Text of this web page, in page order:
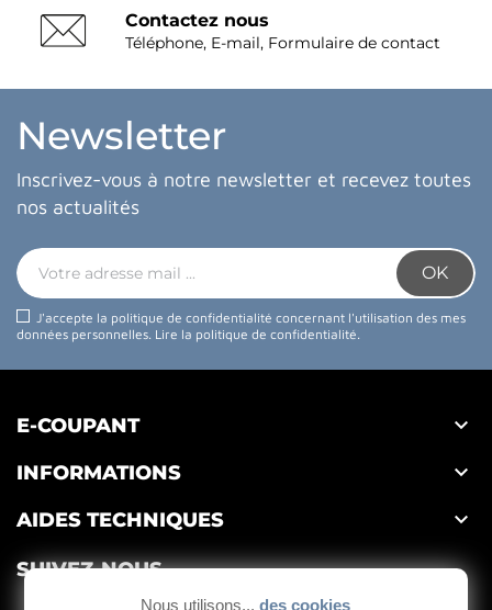
Contactez nous
Téléphone, E-mail, Formulaire de contact
Newsletter
Inscrivez-vous à notre newsletter et recevez toutes
nos actualités
J'accepte la politique de confidentialité concernant l'utilisation des mes
données personnelles. Lire la politique de confidentialité.
E-COUPANT 
INFORMATIONS 
AIDES TECHNIQUES 
SUIVEZ-NOUS
Nous utilisons... des cookies